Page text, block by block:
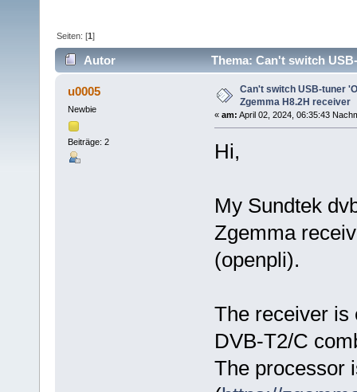
Seiten: [1]
Autor
Thema: Can't switch
17711 mal)
u0005
Newbie
Beiträge: 2
Can't switch USB-tuner
Zgemma H8.2H receiver
« am: April 02, 2024, 06:35:43
Hi,
My Sundtek
Zgemma
(openpli).
The receiver is
DVB-T2/C
The processor